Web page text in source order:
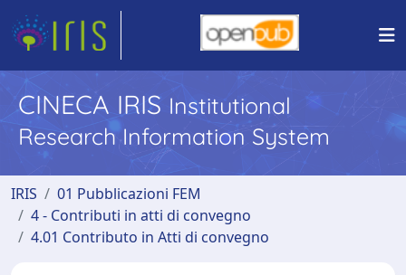
CINECA IRIS Institutional
Research Information System
IRIS
01 Pubblicazioni FEM
4 - Contributi in atti di convegno
4.01 Contributo in Atti di convegno